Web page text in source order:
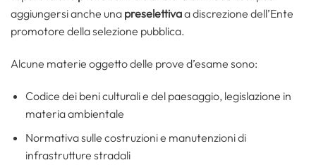
aggiungersi anche una preselettivaa discrezione dell’Ente
promotore della selezione pubblica.
Alcune materie oggetto delle prove d’esame sono:
Codice dei beni culturali e del paesaggio, legislazione in
materia ambientale
Normativa sulle costruzioni e manutenzioni di
infrastrutture stradali